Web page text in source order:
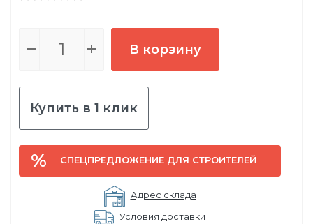
В корзину
Купить в 1 клик
СПЕЦПРЕДЛОЖЕНИЕ ДЛЯ СТРОИТЕЛЕЙ
Адрес склада
Условия доставки